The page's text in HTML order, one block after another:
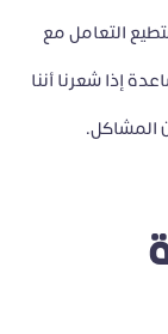
التعامل مع
إذا شعرنا أننا
المشاكل.